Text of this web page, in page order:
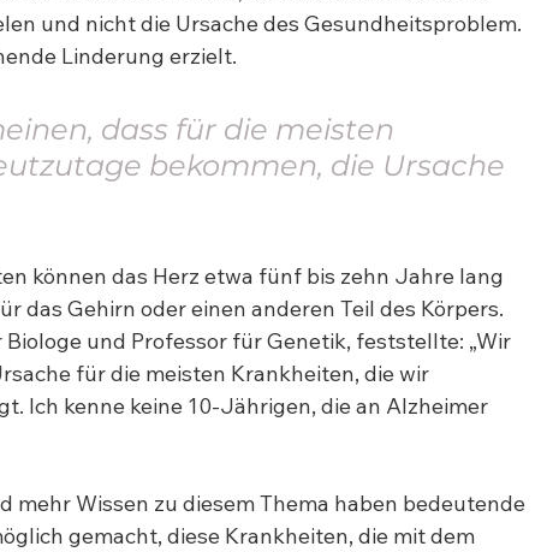
und nicht die Ursache des Gesundheitsproblem.
Linderung erzielt.
dass für die meisten
bekommen, die Ursache
können das Herz etwa fünf bis zehn Jahre lang
das Gehirn oder einen anderen Teil des Körpers.
und Professor für Genetik, feststellte: „Wir
für die meisten Krankheiten, die wir
Ich kenne keine 10-Jährigen, die an Alzheimer
mehr Wissen zu diesem Thema haben bedeutende
gemacht, diese Krankheiten, die mit dem